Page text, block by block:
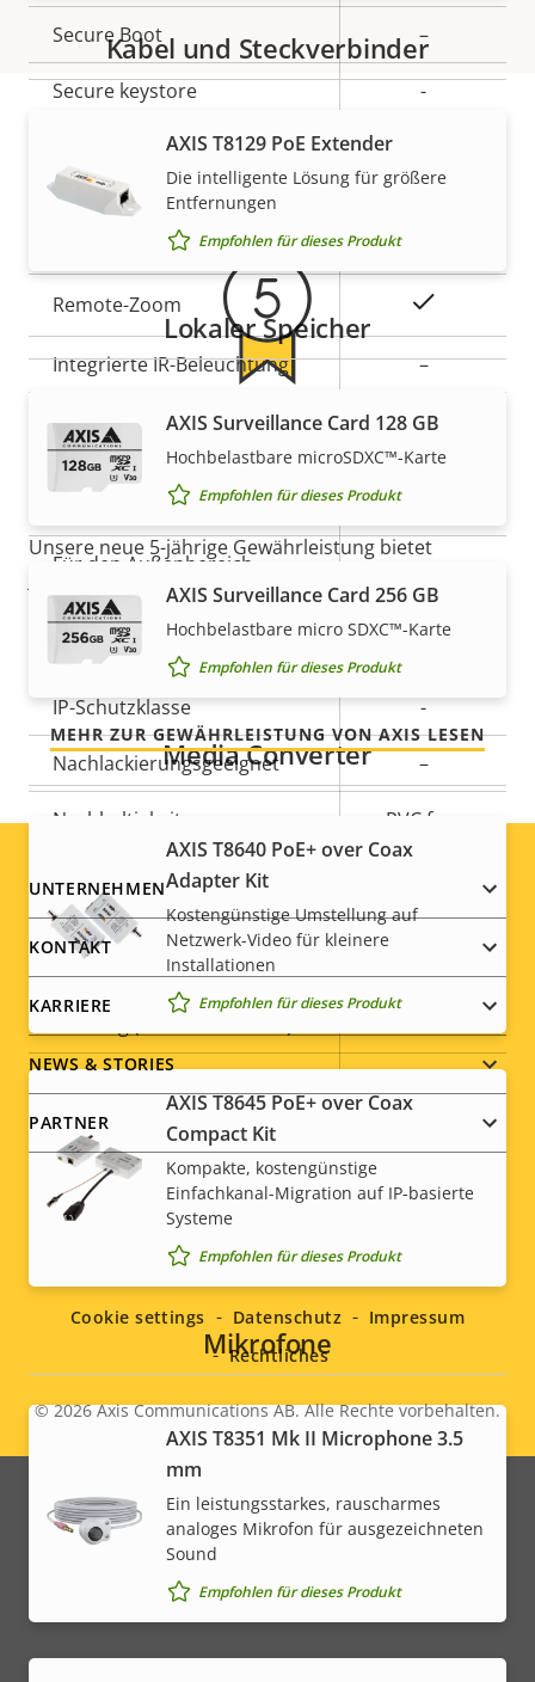
Secure Boot –
Secure keystore -
Allgemein
Eigentumsbeschreibung Eigentumswert
Remote-Fokus
Remote-Zoom
Integrierte IR-Beleuchtung –
Lokaler Speicher
(Speicherkarteneinschub)
Ja
Betriebstemperatur 0 to 55 °C
Für den Außenbereich
geeignet
Vandalismus-Schutzklasse
IP-Schutzklasse -
Nachlackierungsgeeignet –
Nachhaltigkeit PVC free
Stromversorgung
Eigentumsbeschreibung
Leistung (max.)
* Einige technische Daten können je nach gewählter
Hardwareoption variieren.
Kabel und Steckverbinder
AXIS T8129 PoE Extender
Die intelligente Lösung für größere
Entfernungen
Empfohlen für dieses Produkt
Lokaler Speicher
AXIS Surveillance Card 128 GB
Hochbelastbare microSDXC™-Karte
Empfohlen für dieses Produkt
AXIS Surveillance Card 256 GB
Hochbelastbare micro SDXC™-Karte
Empfohlen für dieses Produkt
Media Converter
AXIS T8640 PoE+ over Coax
Adapter Kit
Kostengünstige Umstellung auf
Netzwerk-Video für kleinere
Installationen
Empfohlen für dieses Produkt
AXIS T8645 PoE+ over Coax
Compact Kit
Kompakte, kostengünstige
Einfachkanal-Migration auf IP-basierte
Systeme
Empfohlen für dieses Produkt
Mikrofone
AXIS T8351 Mk II Microphone 3.5
mm
Ein leistungsstarkes, rauscharmes
analoges Mikrofon für ausgezeichneten
Sound
Empfohlen für dieses Produkt
Gewährleistung
5-Jahres-Gewährleistung für
ein sicheres Gefühl
Unsere neue 5-jährige Gewährleistung bietet
über Ihre Kosten. Es gibt keine Überraschungen im
Kleingedruckten – was wir versprechen, ist genau
das, was Sie bekommen.
MEHR ZUR GEWÄHRLEISTUNG VON AXIS LESEN
Footer
menu
UNTERNEHMEN
KONTAKT
KARRIERE
NEWS & STORIES
PARTNER
Social
menu
Legal
menu
© 2026Axis Communications AB. Alle Rechte vorbehalten.
Cookie settings Datenschutz
Impressum
Rechtliches